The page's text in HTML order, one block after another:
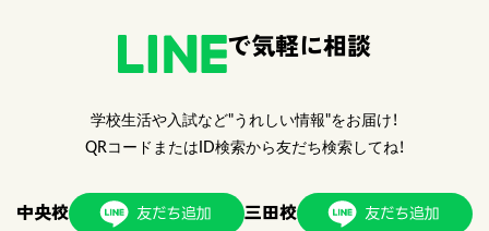
で気軽に相談
学校生活や入試など"うれしい情報"をお届け！
QRコードまたはID検索から友だち検索してね！
中央校 三田校